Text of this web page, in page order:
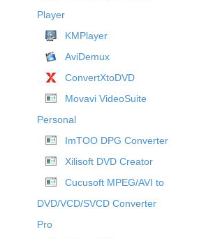
Player
KMPlayer
AviDemux
ConvertXtoDVD
Movavi VideoSuite
Personal
ImTOO DPG Converter
Xilisoft DVD Creator
Cucusoft MPEG/AVI to
DVD/VCD/SVCD Converter
Pro